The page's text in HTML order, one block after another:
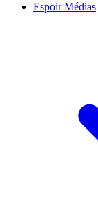
Espoir Médias